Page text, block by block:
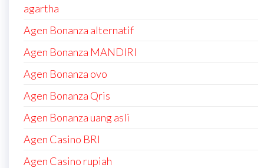
agartha
Agen Bonanza alternatif
Agen Bonanza MANDIRI
Agen Bonanza ovo
Agen Bonanza Qris
Agen Bonanza uang asli
Agen Casino BRI
Agen Casino rupiah